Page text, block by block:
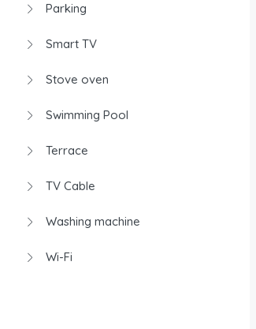
Parking
Smart TV
Stove oven
Swimming Pool
Terrace
TV Cable
Washing machine
Wi-Fi